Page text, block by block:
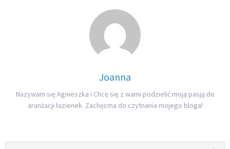
Joanna
Nazywam się Agnieszka i Chcę się z wami podzielić moją pasją do
aranżacji łazienek. Zachęcma do czytnania mojego bloga!